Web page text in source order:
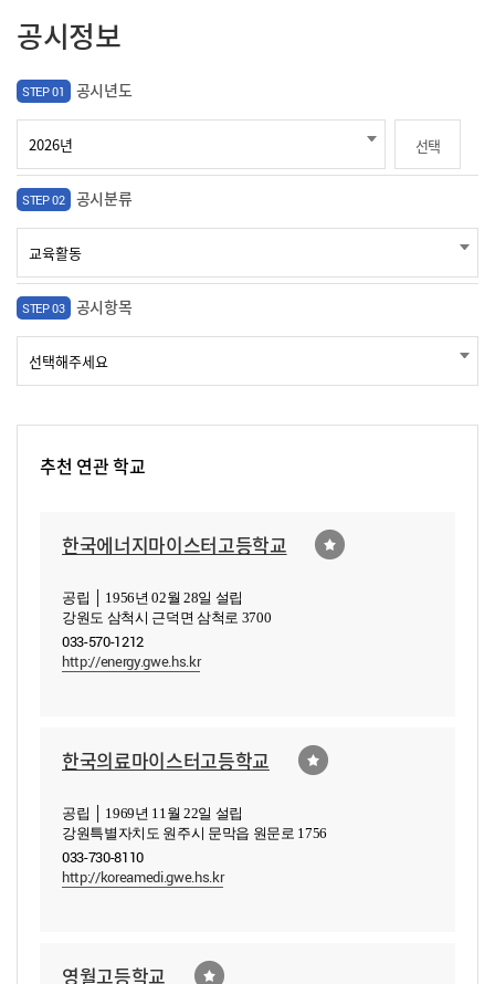
공시정보
STEP 01 공시년도
선택
STEP 02 공시분류
STEP 03 공시항목
추천 연관 학교
한국에너지마이스터고등학교
공립 │ 1956년 02월 28일 설립
강원도 삼척시 근덕면 삼척로 3700
033-570-1212
http://energy.gwe.hs.kr
한국의료마이스터고등학교
공립 │ 1969년 11월 22일 설립
강원특별자치도 원주시 문막읍 원문로 1756
033-730-8110
http://koreamedi.gwe.hs.kr
영월고등학교